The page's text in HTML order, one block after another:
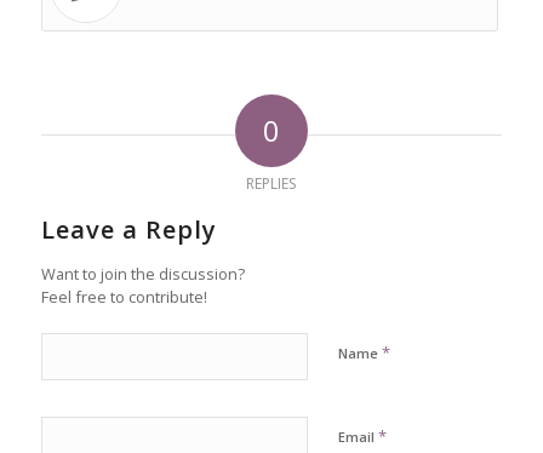
0
REPLIES
Leave a Reply
Want to join the discussion?
Feel free to contribute!
Name *
Email *